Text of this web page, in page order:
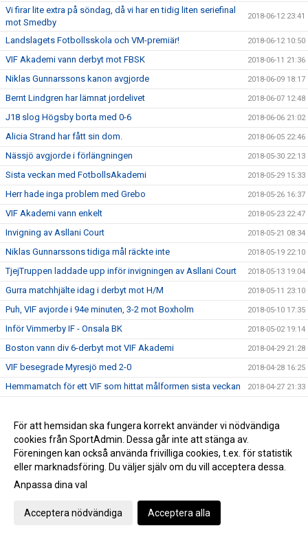
Vi firar lite extra på söndag, då vi har en tidig liten seriefinal
mot Smedby
2018-06-12 23:41
Landslagets Fotbollsskola och VM-premiär! 2018-06-12 10:50
VIF Akademi vann derbyt mot FBSK 2018-06-11 21:36
Niklas Gunnarssons kanon avgjorde 2018-06-09 18:17
Bernt Lindgren har lämnat jordelivet 2018-06-07 12:48
J18 slog Högsby borta med 0-6 2018-06-06 21:02
Alicia Strand har fått sin dom. 2018-06-05 22:46
Nässjö avgjorde i förlängningen 2018-05-30 22:13
Sista veckan med FotbollsAkademi 2018-05-29 15:33
Herr hade inga problem med Grebo 2018-05-26 16:37
VIF Akademi vann enkelt 2018-05-23 22:47
Invigning av Asllani Court 2018-05-21 08:34
Niklas Gunnarssons tidiga mål räckte inte 2018-05-19 22:10
TjejTruppen laddade upp inför invigningen av Asllani Court 2018-05-13 19:04
Gurra matchhjälte idag i derbyt mot H/M 2018-05-11 23:10
Puh, VIF avjorde i 94e minuten, 3-2 mot Boxholm 2018-05-10 17:35
Inför Vimmerby IF - Onsala BK 2018-05-02 19:14
Boston vann div 6-derbyt mot VIF Akademi 2018-04-29 21:28
VIF besegrade Myresjö med 2-0 2018-04-28 16:25
Hemmamatch för ett VIF som hittat målformen sista veckan 2018-04-27 21:33
Öppettider på kansliet Valborg och 1:a maj 2018-04-26 14:47
Historisk seger för Akademilaget 2018-04-22 22:23
Herr vände ett 1-0 underläge till storseger 1-6 2018-04-21 19:53
Dam tappade greppet i 2a och fick en försmädlig
Landslagets Fotbollsskola 2018
För att hemsidan ska fungera korrekt använder vi nödvändiga
cookies från SportAdmin. Dessa går inte att stänga av.
Föreningen kan också använda frivilliga cookies, t.ex. för statistik
eller marknadsföring. Du väljer själv om du vill acceptera dessa.
Anpassa dina val
Acceptera nödvändiga Acceptera alla